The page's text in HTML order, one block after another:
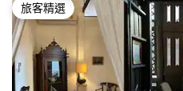
旅客精選
旅客精選